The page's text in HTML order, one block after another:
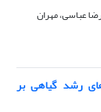
عباسی، مهران
رشد گیاهی بر